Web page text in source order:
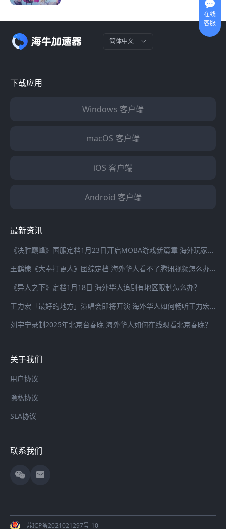
简体中文
下载应用
Windows 客户端
macOS 客户端
iOS 客户端
Android 客户端
最新资讯
《决胜巅峰》国服定档1月23日开启MOBA游戏新篇章 海外玩家登录国服游戏延迟高怎么办？
王鹤棣《大奉打更人》团综定档 海外华人看不了腾讯视频怎么办？
《异人之下》定档1月18日 海外华人追剧有地区限制怎么办？
王力宏「最好的地方」演唱会即将开演 海外华人如何畅听王力宏最新歌曲
刘宇宁录制2025年北京台春晚 海外华人如何在线观看北京春晚？
关于我们
用户协议
隐私协议
SLA协议
联系我们
苏ICP备2021021297号-10
在线
客服